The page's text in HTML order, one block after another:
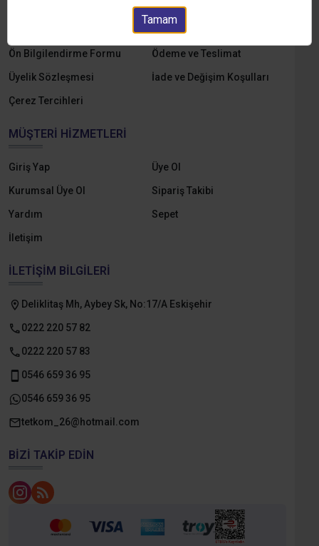
KVKK ve Aydınlatma Metni
Mesafeli Satış Sözleşmesi
Ön Bilgilendirme Formu Ödeme ve Teslimat
Üyelik Sözleşmesi İade ve Değişim Koşulları
Çerez Tercihleri
MÜŞTERI HIZMETLERI
Giriş Yap Üye Ol
Kurumsal Üye Ol Sipariş Takibi
Yardım Sepet
İletişim
İLETIŞIM BILGILERI
Deliklitaş Mh, Aybey Sk, No:17/A Eskişehir
0222 220 57 82
0222 220 57 83
0546 659 36 95
0546 659 36 95
tetkom_26@hotmail.com
BIZI TAKIP EDIN
Tamam